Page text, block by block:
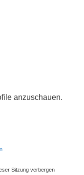
anzuschauen.
Sitzung verbergen